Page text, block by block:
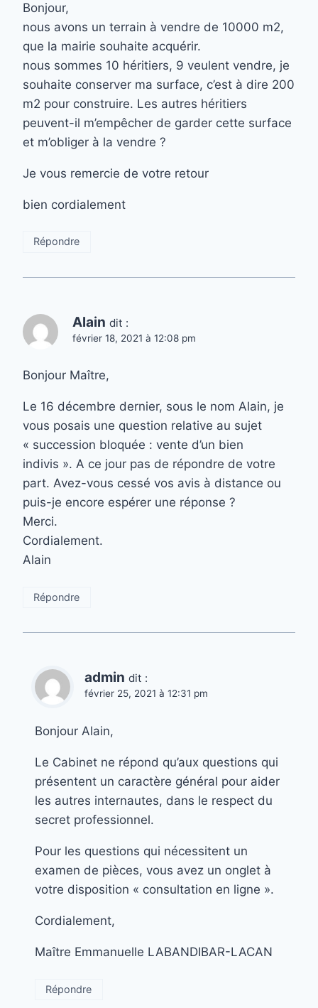
Bonjour,
nous avons un terrain à vendre de 10000 m2,
que la mairie souhaite acquérir.
nous sommes 10 héritiers, 9 veulent vendre, je
souhaite conserver ma surface, c’est à dire 200
m2 pour construire. Les autres héritiers
peuvent-il m’empêcher de garder cette surface
et m’obliger à la vendre ?
Je vous remercie de votre retour
bien cordialement
Répondre
Alain dit :
février 18, 2021 à 12:08 pm
Bonjour Maître,
Le 16 décembre dernier, sous le nom Alain, je
vous posais une question relative au sujet
« succession bloquée : vente d’un bien
indivis ». A ce jour pas de répondre de votre
part. Avez-vous cessé vos avis à distance ou
puis-je encore espérer une réponse ?
Merci.
Cordialement.
Alain
Répondre
admin dit :
février 25, 2021 à 12:31 pm
Bonjour Alain,
Le Cabinet ne répond qu’aux questions qui
présentent un caractère général pour aider
les autres internautes, dans le respect du
secret professionnel.
Pour les questions qui nécessitent un
examen de pièces, vous avez un onglet à
votre disposition « consultation en ligne ».
Cordialement,
Maître Emmanuelle LABANDIBAR-LACAN
Répondre